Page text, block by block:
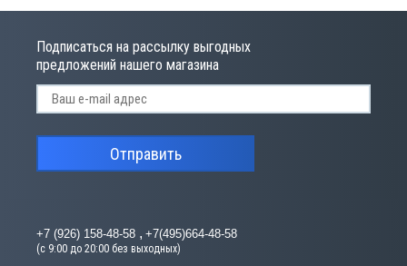
+7 (926) 158-48-58 +7(495)664-48-58
(с 9:00 до 20:00 без выходных)
Подписаться на рассылку выгодных
предложений нашего магазина
Отправить